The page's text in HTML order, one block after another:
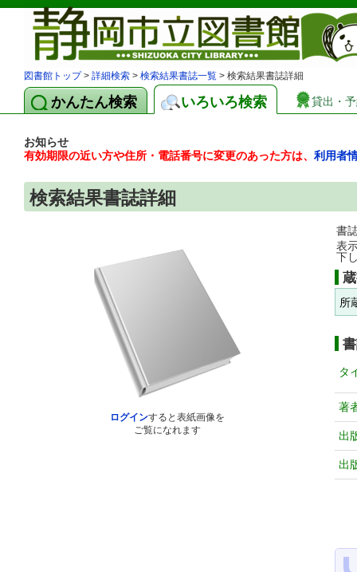
図書館トップ> 詳細検索 > 検索結果書誌一覧 > 検索結果書誌詳細
かんたん検索 いろいろ検索 貸出・
お知らせ
有効期限の近い方や住所・電話番号に変更のあった方は、 利用者
検索結果書誌詳細
ログインすると表紙画像を
ご覧になれます
書
表
下
所
タ
著
出
出